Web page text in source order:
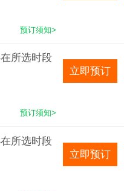
预订须知>
所选时段
预订须知>
立即预订
所选时段
立即预订